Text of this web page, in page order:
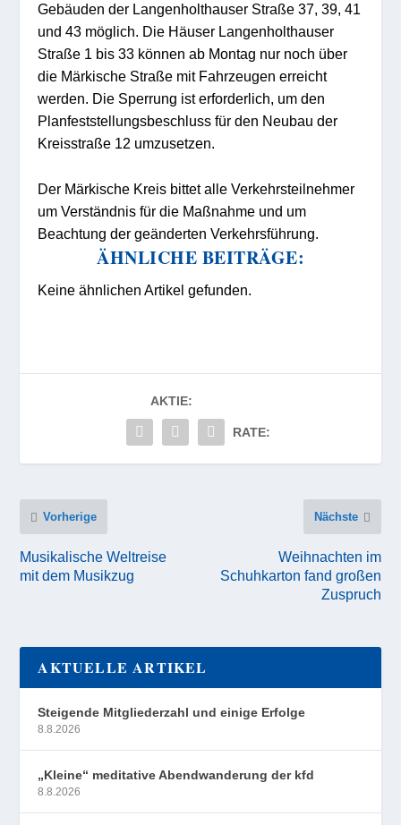
Gebäuden der Langenholthauser Straße 37, 39, 41
und 43 möglich. Die Häuser Langenholthauser
Straße 1 bis 33 können ab Montag nur noch über
die Märkische Straße mit Fahrzeugen erreicht
werden. Die Sperrung ist erforderlich, um den
Planfeststellungsbeschluss für den Neubau der
Kreisstraße 12 umzusetzen.
Der Märkische Kreis bittet alle Verkehrsteilnehmer
um Verständnis für die Maßnahme und um
Beachtung der geänderten Verkehrsführung.
ÄHNLICHE BEITRÄGE:
Keine ähnlichen Artikel gefunden.
AKTIE:
RATE:
Vorherige
Musikalische Weltreise
mit dem Musikzug
Nächste
Weihnachten im
Schuhkarton fand großen
Zuspruch
AKTUELLE ARTIKEL
Steigende Mitgliederzahl und einige Erfolge
8.8.2026
„Kleine“ meditative Abendwanderung der kfd
8.8.2026